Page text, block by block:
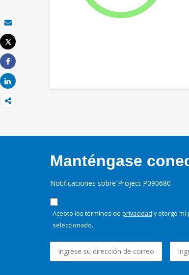
Correo electrónico
Imprimir
Tweet
Share
Share
Manténgase
Notificaciones sobre Project P090680
Acepto los términos de privacidad y otorgo mi
seleccionado.